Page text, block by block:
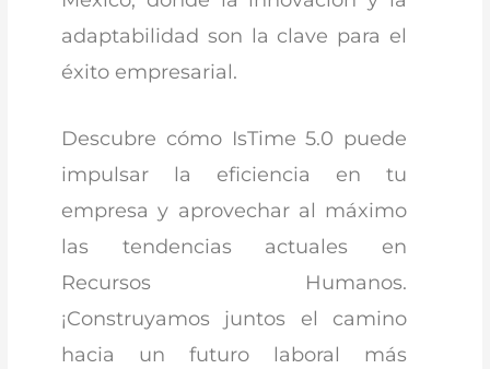
adaptabilidad son la clave para el
éxito empresarial.
Descubre cómo IsTime 5.0 puede
impulsar la eficiencia en tu
empresa y aprovechar al máximo
las tendencias actuales en
Recursos Humanos.
¡Construyamos juntos el camino
hacia un futuro laboral más